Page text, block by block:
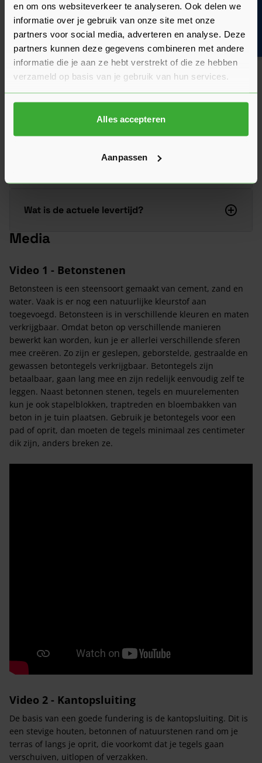
en om ons websiteverkeer te analyseren. Ook delen we
informatie over je gebruik van onze site met onze
partners voor social media, adverteren en analyse. Deze
partners kunnen deze gegevens combineren met andere
informatie die je aan ze hebt verstrekt of die ze hebben
verzameld op basis van je gebruik van hun services.
Alles accepteren
Aanpassen
Veelgestelde vragen
Hier vind je antwoorden op de meest gestelde vragen over dit
product. We hebben de belangrijkste onderwerpen alvast
voor je op een rij gezet zodat je snel verder kunt.
Kun je het antwoord op jouw vraag niet vinden? Neem dan
gerust contact op met een van onze experts we helpen je
Wat is de actuele levertijd?
Media
Video 1 - Betonstenen
Betonsteen is een steensoort gemaakt van cement, zand en
water. Vaak is er nog een natuurlijke kleurstof aan
toegevoegd. Betonsteen is in verschillende kleuren en maten
verkrijgbaar. Omdat beton op verschillende manieren
bewerkt kan worden, kun je er allerlei verschillende sferen
mee creëren. Zo zijn er geslepen, geborstelde, gestraalde en
gewassen betontegels verkrijgbaar. Betontegels zijn
betaalbaar, gaan lang mee en zijn redelijk eenvoudig zelf te
leggen. Naast betonnen stenen, tegels en muurelementen
kun je ook stapelblokken, traptreden en bloembakken van
beton in je tuin plaatsen. Gebruik je betontegels voor een
pad of oprit, dan moeten de tegels minimaal zes centimeter
dik zijn, anders breken ze.
Video 2 - Kantopsluiting
De basis van een goede fundering is de kantopsluiting. Dit is
een stevige houten, betonnen of natuurstenen rand om je
terras of langs je oprit, die voorkomt dat je tegels gaan
verschuiven, uitlopen of verzakken.